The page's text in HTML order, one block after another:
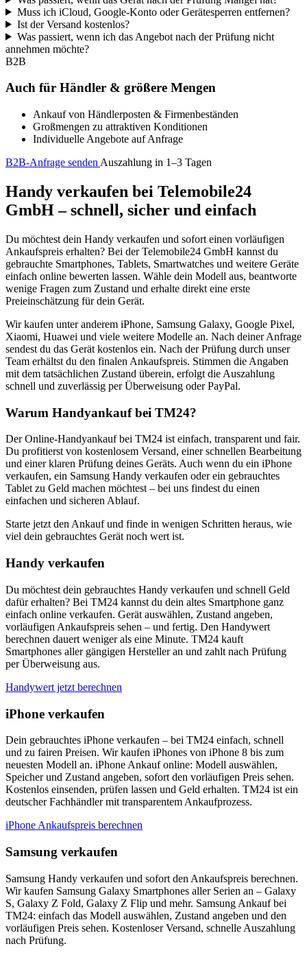
Muss ich iCloud, Google-Konto oder Gerätesperren entfernen?
Ist der Versand kostenlos?
Was passiert, wenn ich das Angebot nach der Prüfung nicht
annehmen möchte?
B2B
Auch für Händler & größere Mengen
Ankauf von Händlerposten & Firmenbeständen
Großmengen zu attraktiven Konditionen
Individuelle Angebote auf Anfrage
B2B-Anfrage senden Auszahlung in 1–3 Tagen
Handy verkaufen bei Telemobile24
GmbH – schnell, sicher und einfach
Du möchtest dein Handy verkaufen und sofort einen vorläufigen
Ankaufspreis erhalten? Bei der Telemobile24 GmbH kannst du
gebrauchte Smartphones, Tablets, Smartwatches und weitere Geräte
einfach online bewerten lassen. Wähle dein Modell aus, beantworte
wenige Fragen zum Zustand und erhalte direkt eine erste
Preieinschätzung für dein Gerät.
Wir kaufen unter anderem iPhone, Samsung Galaxy, Google Pixel,
Xiaomi, Huawei und viele weitere Modelle an. Nach deiner Anfrage
sendest du das Gerät kostenlos ein. Nach der Prüfung durch unser
Team erhältst du den finalen Ankaufspreis. Stimmen die Angaben
mit dem tatsächlichen Zustand überein, erfolgt die Auszahlung
schnell und zuverlässig per Überweisung oder PayPal.
Warum Handyankauf bei TM24?
Der Online-Handyankauf bei TM24 ist einfach, transparent und fair.
Du profitierst von kostenlosem Versand, einer schnellen Bearbeitung
und einer klaren Prüfung deines Geräts. Auch wenn du ein iPhone
verkaufen, ein Samsung Handy verkaufen oder ein gebrauchtes
Tablet zu Geld machen möchtest – bei uns findest du einen
einfachen und sicheren Ablauf.
Starte jetzt den Ankauf und finde in wenigen Schritten heraus, wie
viel dein gebrauchtes Gerät noch wert ist.
Handy verkaufen
Du möchtest dein gebrauchtes Handy verkaufen und schnell Geld
dafür erhalten? Bei TM24 kannst du dein altes Smartphone ganz
einfach online verkaufen. Gerät auswählen, Zustand angeben,
vorläufigen Ankaufspreis sehen – und fertig. Den Handywert
berechnen dauert weniger als eine Minute. TM24 kauft
Smartphones aller gängigen Hersteller an und zahlt nach Prüfung
per Überweisung aus.
Handywert jetzt berechnen
iPhone verkaufen
Dein gebrauchtes iPhone verkaufen – bei TM24 einfach, schnell
und zu fairen Preisen. Wir kaufen iPhones von iPhone 8 bis zum
neuesten Modell an. iPhone Ankauf online: Modell auswählen,
Speicher und Zustand angeben, sofort den vorläufigen Preis sehen.
Kostenlos einsenden, prüfen lassen und Geld erhalten. TM24 ist ein
deutscher Fachhändler mit transparentem Ankaufprozess.
iPhone Ankaufspreis berechnen
Samsung verkaufen
Samsung Handy verkaufen und sofort den Ankaufspreis berechnen.
Wir kaufen Samsung Galaxy Smartphones aller Serien an – Galaxy
S, Galaxy Z Fold, Galaxy Z Flip und mehr. Samsung Ankauf bei
TM24: einfach das Modell auswählen, Zustand angeben und den
vorläufigen Preis sehen. Kostenloser Versand, schnelle Auszahlung
nach Prüfung.